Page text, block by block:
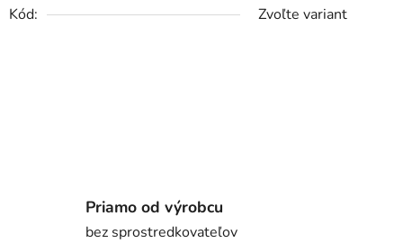
Kód:
Zvoľte variant
Priamo od výrobcu
bez sprostredkovateľov